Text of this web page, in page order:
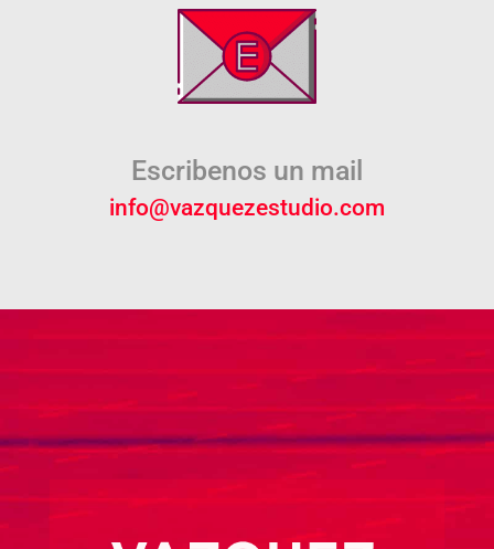
Escribenos un mail
info@vazquezestudio.com